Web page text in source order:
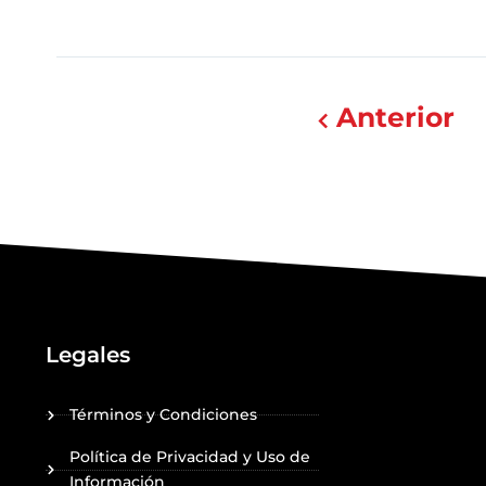
Anterior
Legales
Términos y Condiciones
Política de Privacidad y Uso de
Información